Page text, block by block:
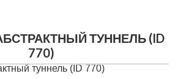
ТУННЕЛЬ (ID
770)